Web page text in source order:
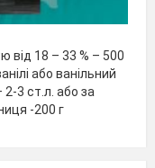
18 – 33 % – 500
або ванільний
3 ст.л. або за
-200 г